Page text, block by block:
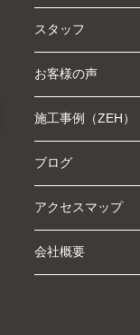
スタッフ
お客様の声
施工事例（ZEH）
ブログ
アクセスマップ
会社概要